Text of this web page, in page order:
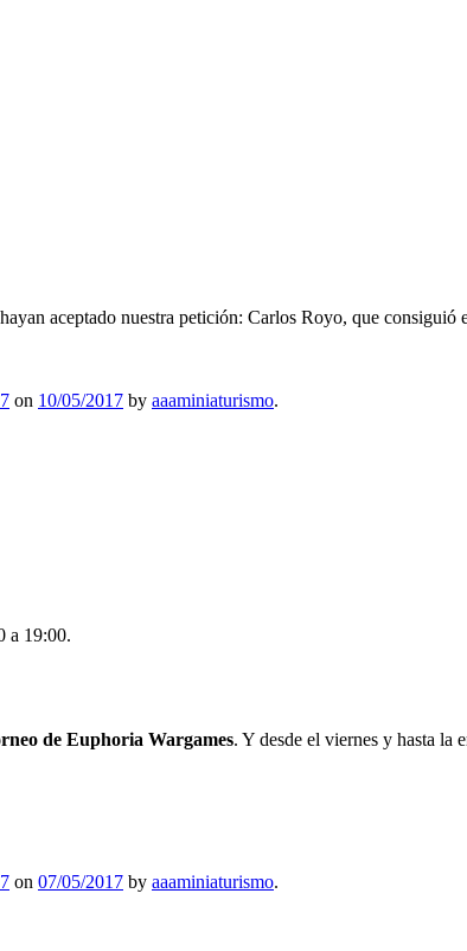
aceptado nuestra petición: Carlos Royo, que
on 10/05/2017 by aaaminiaturismo.
a 19:00.
de Euphoria Wargames. Y desde el viernes y hasta la
on 07/05/2017 by aaaminiaturismo.